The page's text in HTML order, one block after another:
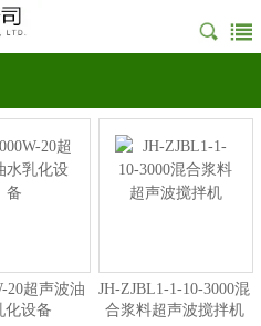
20超声波油
化设备
JH-ZJBL1-1-10-3000混
合浆料超声波搅拌机